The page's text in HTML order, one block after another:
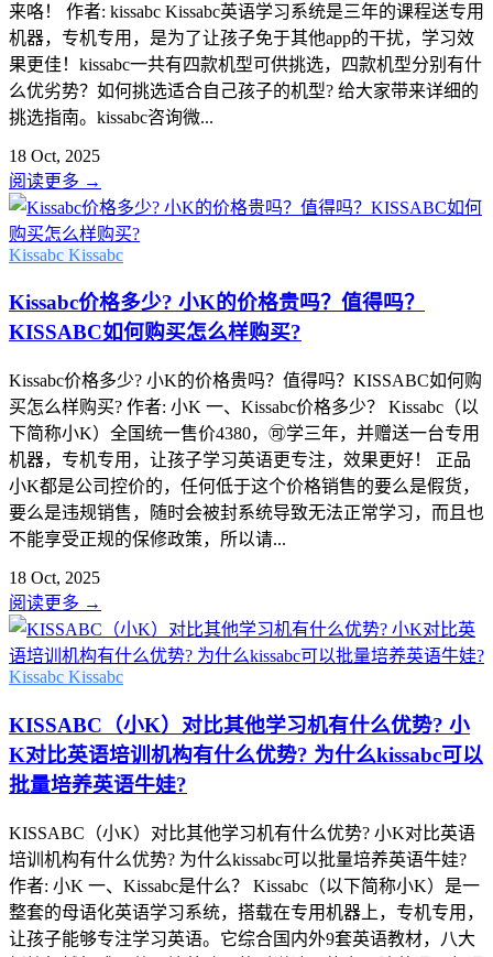
来咯！ 作者: kissabc Kissabc英语学习系统是三年的课程送专用
机器，专机专用，是为了让孩子免于其他app的干扰，学习效
果更佳！kissabc一共有四款机型可供挑选，四款机型分别有什
么优劣势？如何挑选适合自己孩子的机型? 给大家带来详细的
挑选指南。kissabc咨询微...
18 Oct, 2025
阅读更多 →
Kissabc Kissabc
Kissabc价格多少? 小K的价格贵吗？值得吗？
KISSABC如何购买怎么样购买?
Kissabc价格多少? 小K的价格贵吗？值得吗？KISSABC如何购
买怎么样购买? 作者: 小K 一、Kissabc价格多少？ Kissabc（以
下简称小K）全国统一售价4380，🉑学三年，并赠送一台专用
机器，专机专用，让孩子学习英语更专注，效果更好！ 正品
小K都是公司控价的，任何低于这个价格销售的要么是假货，
要么是违规销售，随时会被封系统导致无法正常学习，而且也
不能享受正规的保修政策，所以请...
18 Oct, 2025
阅读更多 →
Kissabc Kissabc
KISSABC（小K）对比其他学习机有什么优势? 小
K对比英语培训机构有什么优势? 为什么kissabc可以
批量培养英语牛娃?
KISSABC（小K）对比其他学习机有什么优势? 小K对比英语
培训机构有什么优势? 为什么kissabc可以批量培养英语牛娃?
作者: 小K 一、Kissabc是什么？ Kissabc（以下简称小K）是一
整套的母语化英语学习系统，搭载在专用机器上，专机专用，
让孩子能够专注学习英语。它综合国内外9套英语教材，八大